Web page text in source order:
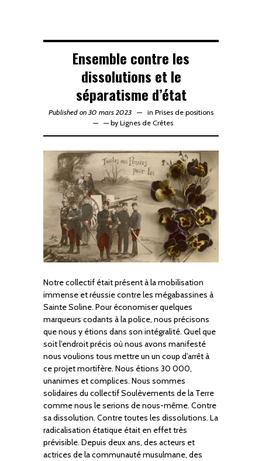
Ensemble contre les
dissolutions et le
séparatisme d’état
Published on 30 mars 2023 in Prises de positions
—by Lignes de Crêtes
Notre collectif était présent à la mobilisation
immense et réussie contre les mégabassines à
Sainte Soline. Pour économiser quelques
marqueurs codants à la police, nous précisons
que nous y étions dans son intégralité. Quel que
soit l’endroit précis où nous avons manifesté
nous voulions tous mettre un un coup d’arrêt à
ce projet mortifère. Nous étions 30 000,
unanimes et complices. Nous sommes
solidaires du collectif Soulèvements de la Terre
comme nous le serions de nous-même. Contre
sa dissolution. Contre toutes les dissolutions. La
radicalisation étatique était en effet très
prévisible. Depuis deux ans, des acteurs et
actrices de la communauté musulmane, des